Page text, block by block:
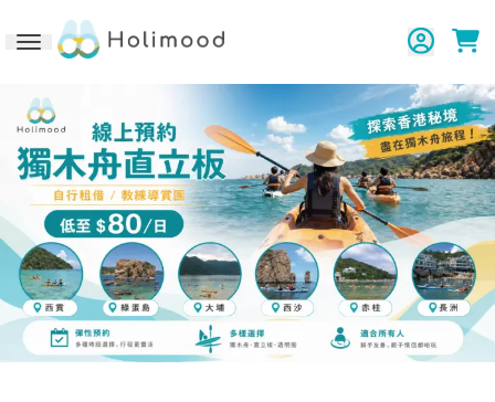
Toggle navigation